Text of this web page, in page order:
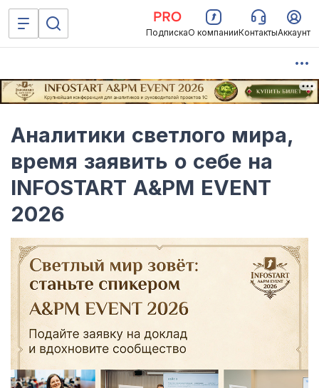
ПодпискаО компанииКонтактыАккаунт
Аналитики светлого мира,
время заявить о себе на
INFOSTART A&PM EVENT
2026